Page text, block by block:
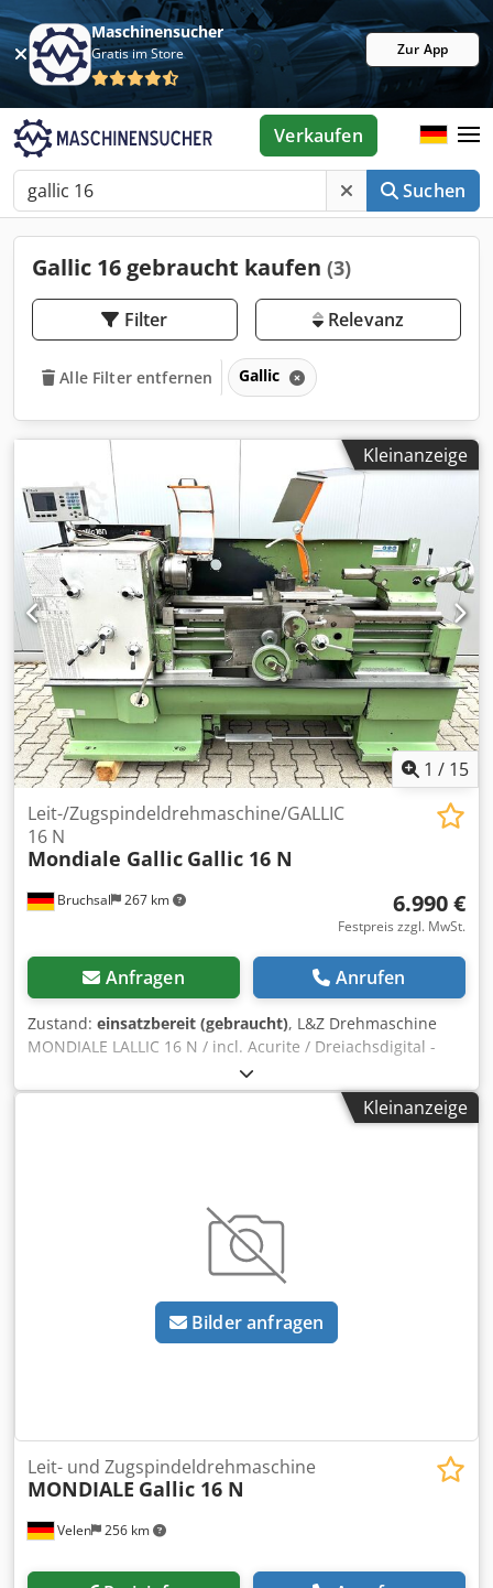
Maschinensucher
Gratis im Store Zur App
Suchen
Verkaufen
Gallic 16 gebraucht kaufen (3)
Filter Relevanz
Alle Filter entfernen Gallic
Kleinanzeige
1 / 15
Bruchsal 267 km
Leit-/Zugspindeldrehmaschine/GALLIC
16 N
Mondiale Gallic Gallic 16 N
6.990 €
Festpreis zzgl. MwSt.
Anfragen Anrufen
Zustand: einsatzbereit (gebraucht), L&Z Drehmaschine
MONDIALE LALLIC 16 N / incl. Acurite / Dreiachsdigital -
Spitzenhöhe 165mm -Drehdurchmesser über Bett 325mm
-Spitzenweite 1000mm -Spindelbohrung ca. 42mm -3-
Achsdigitalanzeige ACU-RITE -Drehzahlbereich 45-2000
Elektrischer Futterschutz -Spänerückwand Abmaße: LxBxH
2,1x1,2x1,6 Meter / Gewicht 1700Kg Irrtümer /
Kleinanzeige
Bilder anfragen
Velen 256 km
Leit- und Zugspindeldrehmaschine
MONDIALE Gallic 16 N